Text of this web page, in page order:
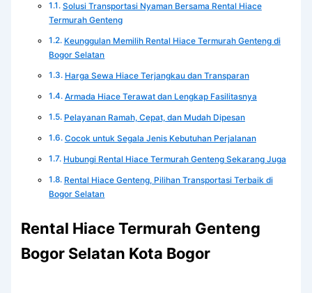
Solusi Transportasi Nyaman Bersama Rental Hiace
Termurah Genteng
Keunggulan Memilih Rental Hiace Termurah Genteng di
Bogor Selatan
Harga Sewa Hiace Terjangkau dan Transparan
Armada Hiace Terawat dan Lengkap Fasilitasnya
Pelayanan Ramah, Cepat, dan Mudah Dipesan
Cocok untuk Segala Jenis Kebutuhan Perjalanan
Hubungi Rental Hiace Termurah Genteng Sekarang Juga
Rental Hiace Genteng, Pilihan Transportasi Terbaik di
Bogor Selatan
Rental Hiace Termurah Genteng
Bogor Selatan Kota Bogor